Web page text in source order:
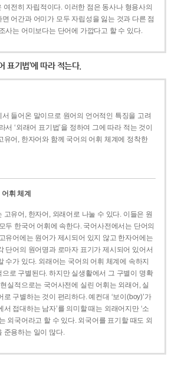
여전히 자립적이다. 이러한 점은 동사나 형용사의
어간과 어미가 모두 자립성을 잃는 것과 다른 점
사는 어미보다는 단어에 가깝다고 할 수 있다.
표기법’에 따라 적는다.
들어온 말이므로 원어의 언어적인 특징을 고려
서 ‘외래어 표기법’을 정하여 그에 따라 적는 것이
유어, 한자어와 함께 국어의 어휘 체계에 정착한
휘 체계
고유어, 한자어, 외래어로 나눌 수 있다. 이들은 원
두 한국어 어휘에 속한다. 국어사전에서는 단어의
유어에는 원어가 제시되어 있지 않고 한자어에는
단어의 원어명과 로마자 표기가 제시되어 있어서
수가 있다. 외래어는 국어의 어휘 체계에 속하지
로 구별된다. 하지만 실생활에서 그 구별이 명확
실적으로는 국어사전에 실린 어휘는 외래어, 실
로 구별하는 것이 편리하다. 예컨대 ‘보이(boy)’가
서 접대하는 남자’를 의미할 때는 외래어지만 ‘소
외국어라고 할 수 있다. 외국어를 표기할 때도 외
준용하는 일이 많다.